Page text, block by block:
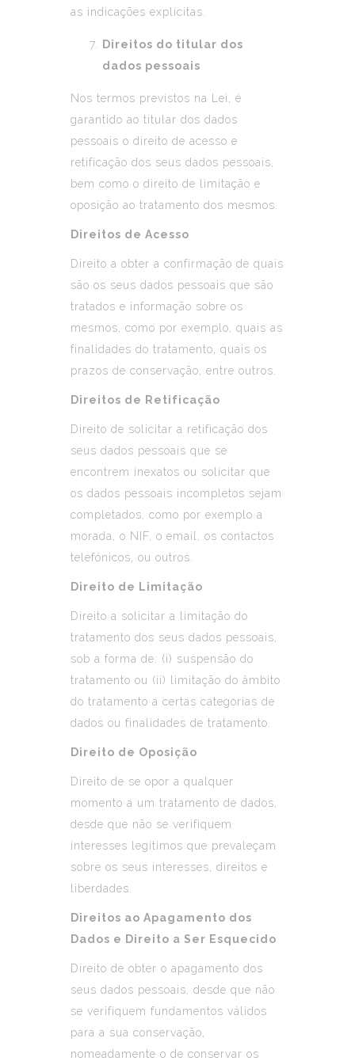
as indicações explícitas.
Direitos do titular dos
dados pessoais
Nos termos previstos na Lei, é
garantido ao titular dos dados
pessoais o direito de acesso e
retificação dos seus dados pessoais,
bem como o direito de limitação e
oposição ao tratamento dos mesmos.
Direitos de Acesso
Direito a obter a confirmação de quais
são os seus dados pessoais que são
tratados e informação sobre os
mesmos, como por exemplo, quais as
finalidades do tratamento, quais os
prazos de conservação, entre outros.
Direitos de Retificação
Direito de solicitar a retificação dos
seus dados pessoais que se
encontrem inexatos ou solicitar que
os dados pessoais incompletos sejam
completados, como por exemplo a
morada, o NIF, o email, os contactos
telefónicos, ou outros.
Direito de Limitação
Direito a solicitar a limitação do
tratamento dos seus dados pessoais,
sob a forma de: (i) suspensão do
tratamento ou (ii) limitação do âmbito
do tratamento a certas categorias de
dados ou finalidades de tratamento.
Direito de Oposição
Direito de se opor a qualquer
momento a um tratamento de dados,
desde que não se verifiquem
interesses legítimos que prevaleçam
sobre os seus interesses, direitos e
liberdades.
Direitos ao Apagamento dos
Dados e Direito a Ser Esquecido
Direito de obter o apagamento dos
seus dados pessoais, desde que não
se verifiquem fundamentos válidos
para a sua conservação,
nomeadamente o de conservar os